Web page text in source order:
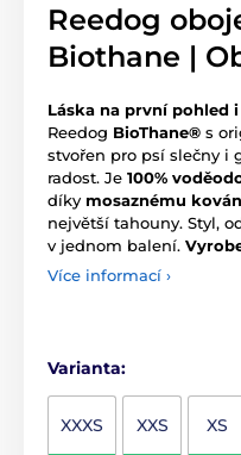
Reedog
Biothane |
Láska na první pohled
Reedog BioThane® s
stvořen pro psí slečny i
radost. Je 100%
díky mosaznému
největší tahouny. Styl,
v jednom balení.
Více informací ›
Varianta:
XXXS XXS XS